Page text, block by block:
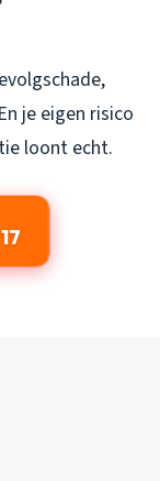
je eigen risico
loont echt.